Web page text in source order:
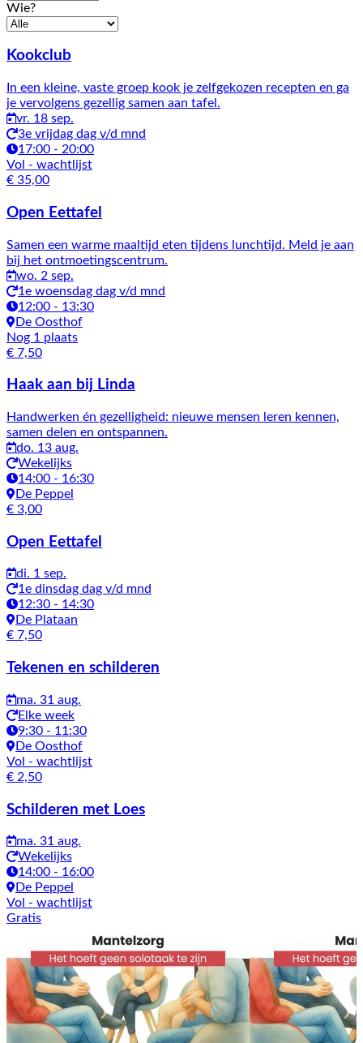
Wie?
Activiteiten
Kookclub
In een kleine, vaste groep kook je zelfgekozen recepten en ga
je vervolgens gezellig samen aan tafel.
vr. 18 sep.
3e vrijdag dag v/d mnd
17:00 - 20:00
Vol - wachtlijst
€ 35,00
Open Eettafel
Samen een warme maaltijd eten tijdens lunchtijd. Meld je aan
bij het ontmoetingscentrum.
wo. 2 sep.
1e woensdag dag v/d mnd
12:00 - 13:30
De Oosthof
Nog 1 plaats
€ 7,50
Haak aan bij Linda
Handwerken én gezelligheid: nieuwe mensen leren kennen,
samen delen en ontspannen.
do. 13 aug.
Wekelijks
14:00 - 16:30
De Peppel
€ 3,00
Open Eettafel
di. 1 sep.
1e dinsdag dag v/d mnd
12:30 - 14:30
De Plataan
€ 7,50
Tekenen en schilderen
ma. 31 aug.
Elke week
9:30 - 11:30
De Oosthof
Vol - wachtlijst
€ 2,50
Schilderen met Loes
ma. 31 aug.
Wekelijks
14:00 - 16:00
De Peppel
Vol - wachtlijst
Gratis